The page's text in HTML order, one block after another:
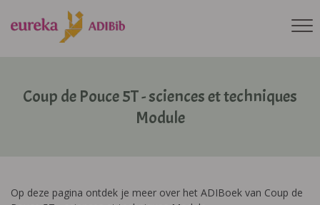
Coup de Pouce 5T - sciences et techniques
Module
Op deze pagina ontdek je meer over het ADIBoek van Coup de